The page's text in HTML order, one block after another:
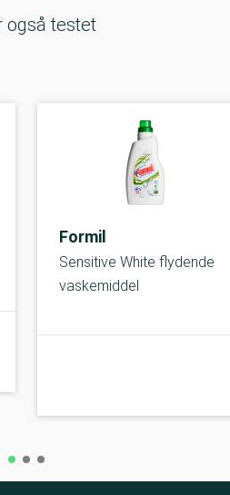
også testet
Formil
Sensitive White flydende
vaskemiddel